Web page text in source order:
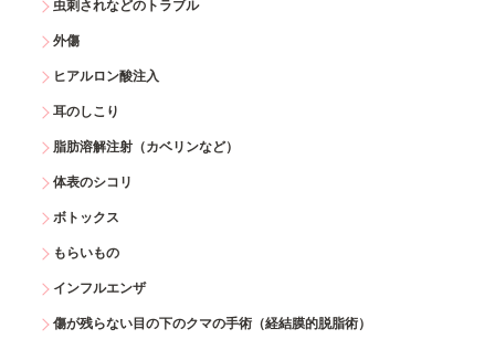
虫刺されなどのトラブル
外傷
ヒアルロン酸注入
耳のしこり
脂肪溶解注射（カベリンなど）
体表のシコリ
ボトックス
もらいもの
インフルエンザ
傷が残らない目の下のクマの手術（経結膜的脱脂術）